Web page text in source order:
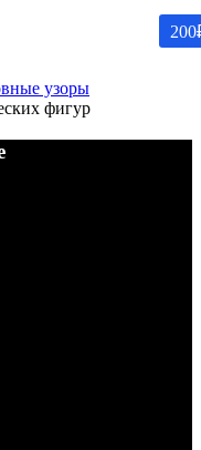
200
узоры
фигур